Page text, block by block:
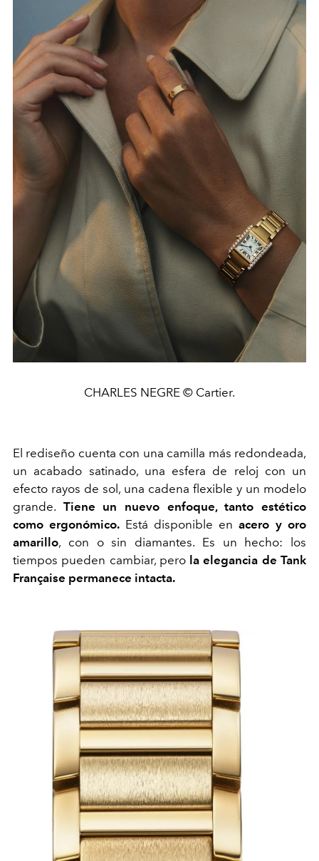
CHARLES NEGRE © Cartier.
El rediseño cuenta con una camilla más redondeada,
un acabado satinado, una esfera de reloj con un
efecto rayos de sol, una cadena flexible y un modelo
grande. Tiene un nuevo enfoque, tanto estético
como ergonómico. Está disponible enacero y oro
amarillo, con o sin diamantes. Es un hecho: los
tiempos pueden cambiar, pero la elegancia de Tank
Française permanece intacta.